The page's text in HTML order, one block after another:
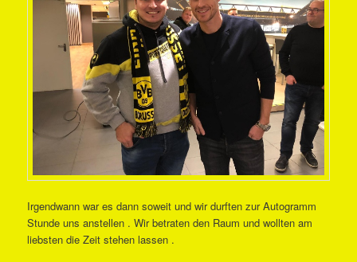
Irgendwann war es dann soweit und wir durften zur Autogramm
Stunde uns anstellen . Wir betraten den Raum und wollten am
liebsten die Zeit stehen lassen .